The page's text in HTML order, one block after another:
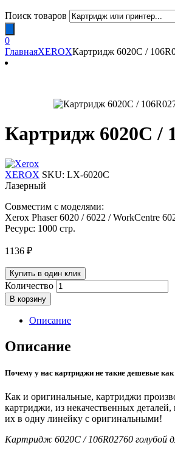
Поиск товаров
0
ГлавнаяXEROXКартридж 6020C /
Картридж 6020C /
XEROX SKU: LX-6020C
Лазерный
Совместим с моделями:
Xerox Phaser 6020 / 6022 / WorkCentre
Ресурс: 1000 стр.
1136 ₽
Купить в один клик
Количество
В корзину
Описание
Описание
Почему у нас картриджи не такие дешевые
Как и оригинальные, картриджи
картриджи, из некачественных
их в одну линейку с оригинальными!
Картридж 6020C / 106R02760 голубой